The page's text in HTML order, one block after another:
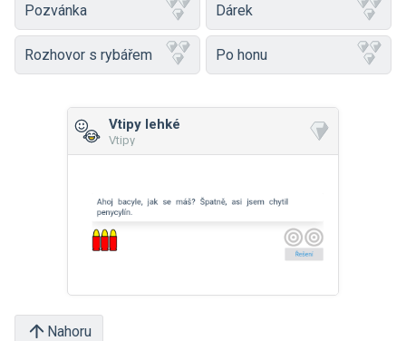
Pozvánka Dárek
Rozhovor s rybářem Po honu
Vtipy lehké
Vtipy
Nahoru